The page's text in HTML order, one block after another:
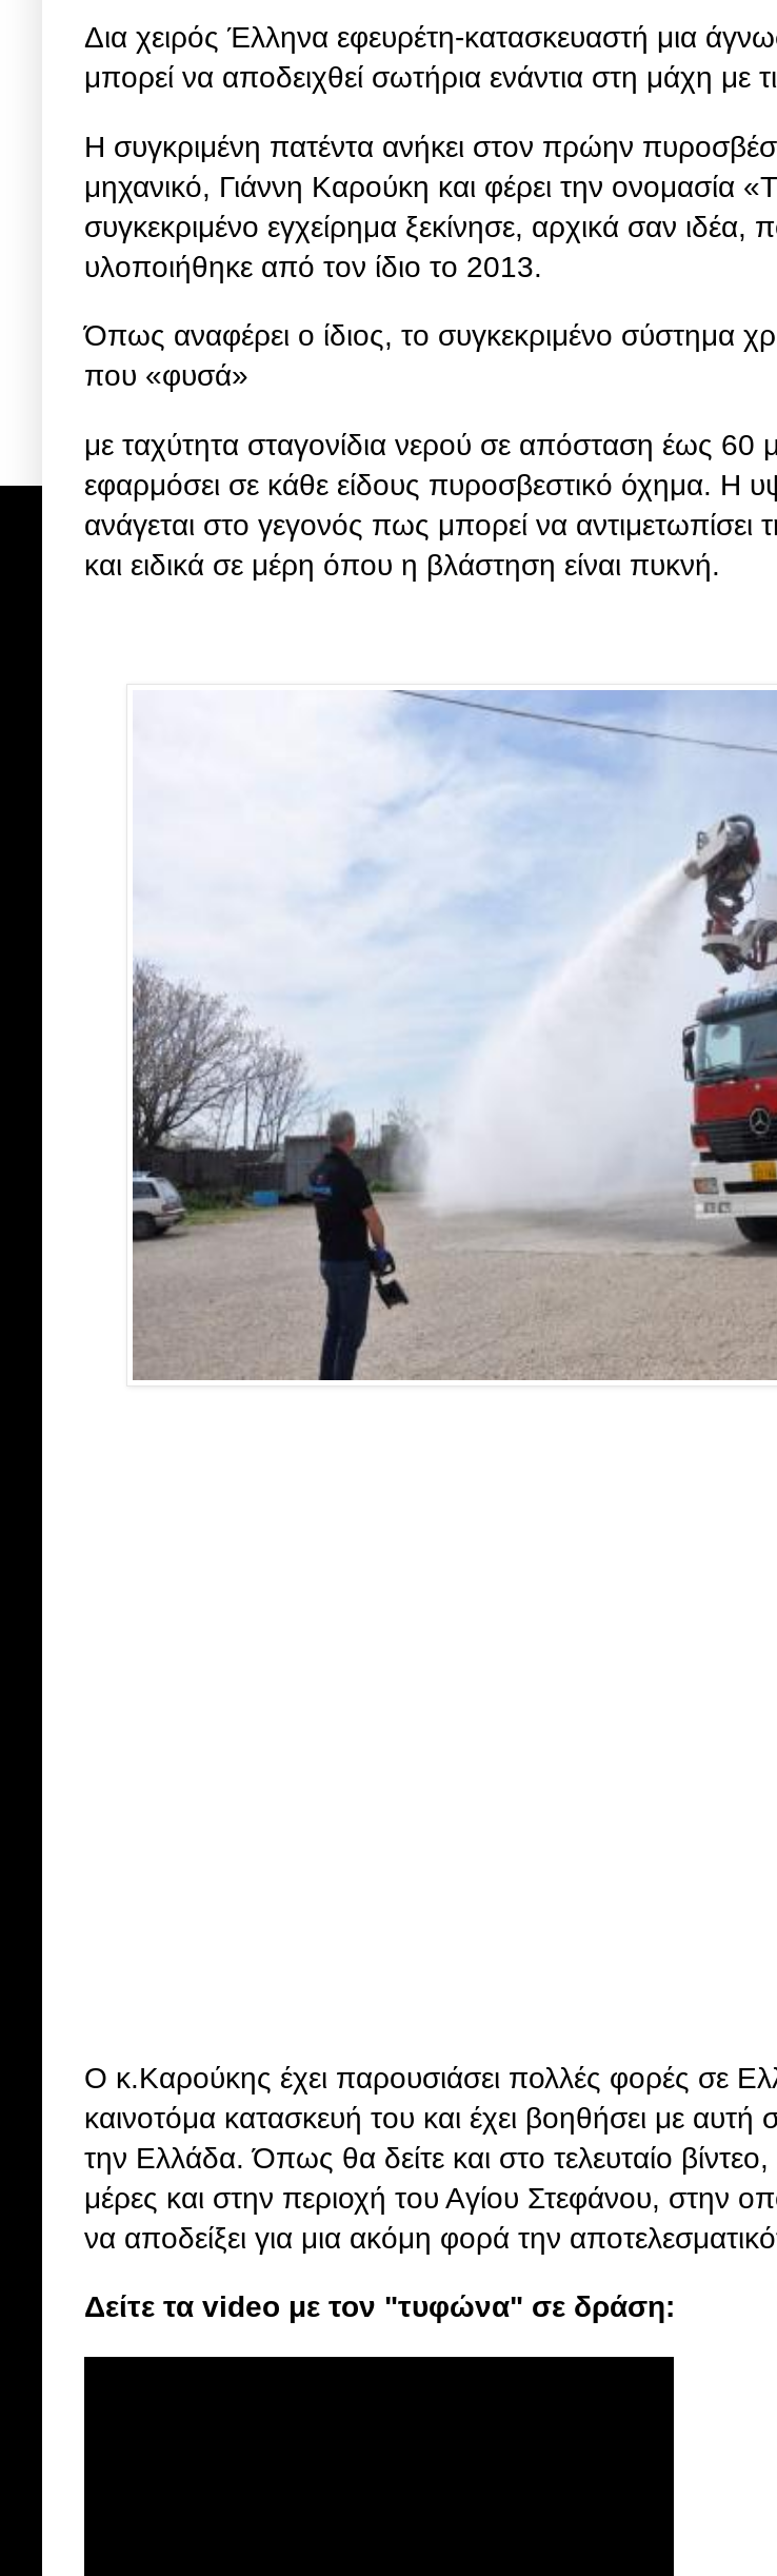
Δια χειρός Έλληνα εφευρέτη-κατασκευαστή μια
μπορεί να αποδειχθεί σωτήρια ενάντια στη μάχη με
H συγκριμένη πατέντα ανήκει στον πρώην
μηχανικό, Γιάννη Καρούκη και φέρει την ονομασία
συγκεκριμένο εγχείρημα ξεκίνησε, αρχικά σαν ιδέα,
υλοποιήθηκε από τον ίδιο το 2013.
Όπως αναφέρει ο ίδιος, το συγκεκριμένο σύστημα
που «φυσά»
με ταχύτητα σταγονίδια νερού σε απόσταση έως 60
εφαρμόσει σε κάθε είδους πυροσβεστικό όχημα. Η
ανάγεται στο γεγονός πως μπορεί να
και ειδικά σε μέρη όπου η βλάστηση είναι πυκνή.
Ο κ.Καρούκης έχει παρουσιάσει πολλές φορές σε
καινοτόμα κατασκευή του και έχει βοηθήσει με
την Ελλάδα. Όπως θα δείτε και στο τελευταίο
μέρες και στην περιοχή του Αγίου Στεφάνου, στην
να αποδείξει για μια ακόμη φορά την
Δείτε τα video με τον "τυφώνα" σε δράση: